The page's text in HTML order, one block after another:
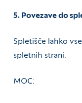
5. Povezave do
Spletišče lahko
spletnih strani.
MOC: